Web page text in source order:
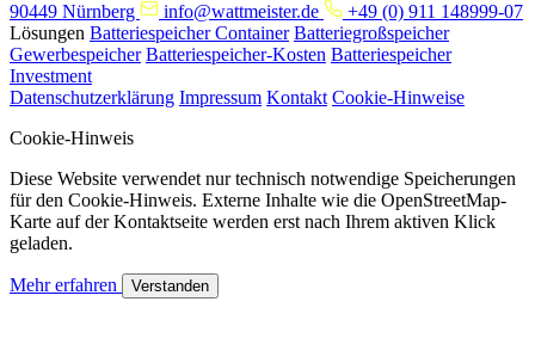
90449 Nürnberg
info@wattmeister.de
+49 (0) 911 148999-07
Lösungen Batteriespeicher Container Batteriegroßspeicher
Gewerbespeicher Batteriespeicher-Kosten Batteriespeicher
Investment
Datenschutzerklärung Impressum Kontakt Cookie-Hinweise
Cookie-Hinweis
Diese Website verwendet nur technisch notwendige Speicherungen
für den Cookie-Hinweis. Externe Inhalte wie die OpenStreetMap-
Karte auf der Kontaktseite werden erst nach Ihrem aktiven Klick
geladen.
Mehr erfahren Verstanden